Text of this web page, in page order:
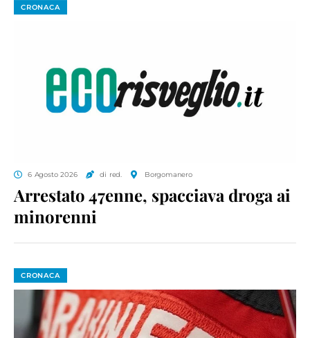
CRONACA
6 Agosto 2026 di red. Borgomanero
Arrestato 47enne, spacciava droga ai
minorenni
CRONACA